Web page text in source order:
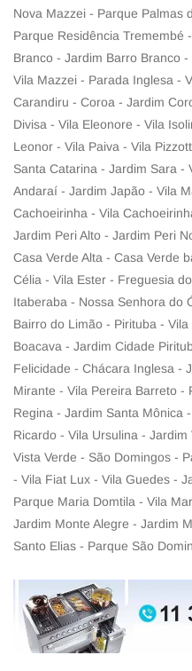
Nova Mazzei - Parque Palmas
Parque Residência Tremembé
Branco - Jardim Barro Branco
Vila Mazzei - Parada Inglesa -
Carandiru - Coroa - Jardim
Divisa - Vila Eleonore - Vila
Leonor - Vila Paiva - Vila
Santa Catarina - Jardim Sara -
Andaraí - Jardim Japão - Vila
Cachoeirinha - Vila
Jardim Peri Alto - Jardim Peri
Casa Verde Alta - Casa Verde
Célia - Vila Ester - Freguesia
Itaberaba - Nossa Senhora do
Bairro do Limão - Pirituba -
Boacava - Jardim Cidade
Felicidade - Chácara Inglesa -
Mirante - Vila Pereira Barreto -
Regina - Jardim Santa Mônica
Ricardo - Vila Ursulina -
Vista Verde - São Domingos -
- Vila Fiat Lux - Vila Guedes -
Parque Maria Domtila - Vila
Jardim Monte Alegre - Jardim
Santo Elias - Parque São